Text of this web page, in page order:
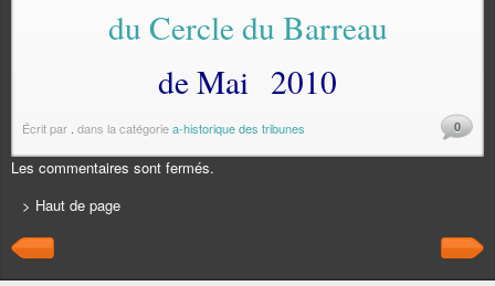
du Cercle du Barreau
de Mai 2010
Écrit par dans la catégoriea-historique des tribunes 0
Les commentaires sont fermés.
> Haut de page